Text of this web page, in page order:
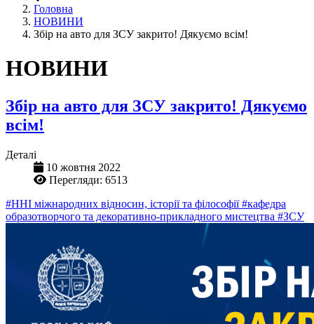
Головна
НОВИНИ
Збір на авто для ЗСУ закрито! Дякуємо всім!
НОВИНИ
Збір на авто для ЗСУ закрито! Дякуємо
всім!
Деталі
10 жовтня 2022
Перегляди: 6513
#ННІ міжнародних відносин, історії та філософії#кафедра
образотворчого та декоративно-прикладного мистецтва #ЗСУ